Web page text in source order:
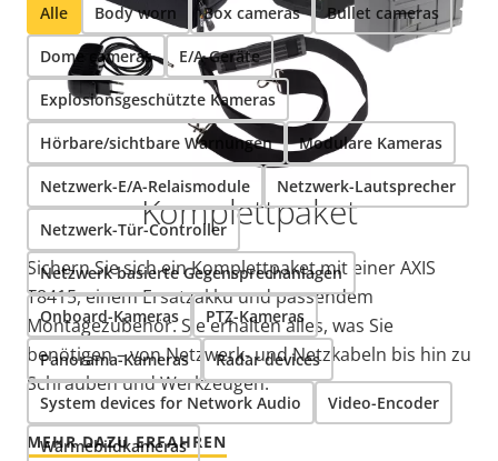
Komplettpaket
Sichern Sie sich ein Komplettpaket mit einer AXIS
T8415, einem Ersatzakku und passendem
Montagezubehör. Sie erhalten alles, was Sie
benötigen – von Netzwerk- und Netzkabeln bis hin zu
Schrauben und Werkzeugen.
MEHR DAZU ERFAHREN
Alle Body worn Box cameras Bullet cameras
Dome cameras E/A-Geräte
Explosionsgeschützte Kameras
Hörbare/sichtbare Warnungen Modulare Kameras
Netzwerk-E/A-Relaismodule Netzwerk-Lautsprecher
Netzwerk-Tür-Controller
Netzwerk basierte Gegensprechanlagen
Onboard-Kameras PTZ-Kameras
Panorama-Kameras Radar devices
System devices for Network Audio Video-Encoder
Wärmebildkameras